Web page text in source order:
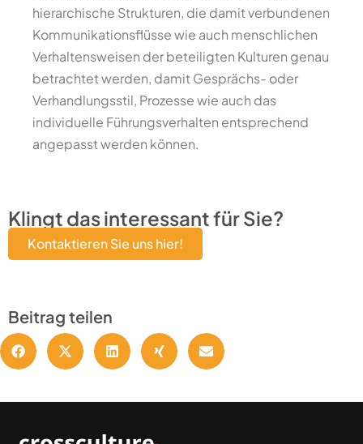
hierarchische Strukturen, die damit verbundenen
Kommunikationsflüsse wie auch menschlichen
Verhaltensweisen der beteiligten Kulturen genau
betrachtet werden, damit Gesprächs- oder
Verhandlungsstil, Prozesse wie auch das
individuelle Führungsverhalten entsprechend
angepasst werden können.
Klingt das interessant für Sie?
Kontaktieren Sie uns hier!
Beitrag teilen